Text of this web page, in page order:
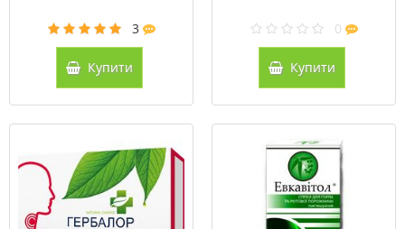
3
Купити
0
Купити